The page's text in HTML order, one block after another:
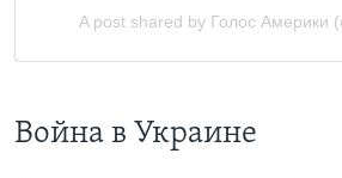
Война в Украине